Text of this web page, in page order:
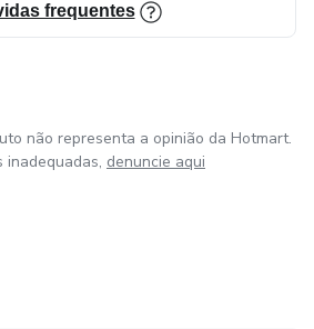
frequentes
não representa a opinião da Hotmart.
inadequadas, denuncie aqui